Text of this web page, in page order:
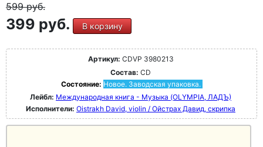
599руб.
399 руб. В корзину
Артикул: CDVP 3980213
Состав: CD
Состояние: Новое. Заводская упаковка.
Лейбл: Международная книга - Музыка (OLYMPIA, ЛАДЪ)
Исполнители: Oistrakh David, violin / Ойстрах Давид, скрипка